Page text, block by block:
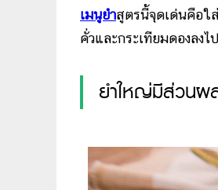
เมนูยำสูตรนี้จุดเด่นคือใส่
คั่วและกระเทียมดองลง
ยำใหญ่มีส่วนผ